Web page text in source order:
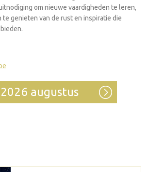
om nieuwe vaardigheden te leren,
genieten van de rust en inspiratie die
2026 augustus